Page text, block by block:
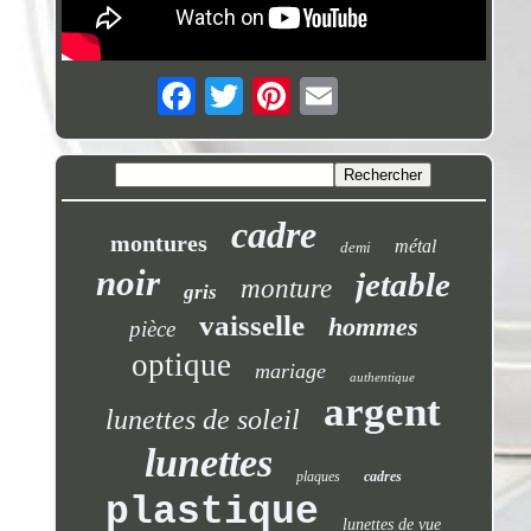
montures cadre demi métal
noir gris monture jetable
pièce vaisselle hommes
optique mariage authentique
lunettes de soleil argent
lunettes plaques cadres
plastique lunettes de vue